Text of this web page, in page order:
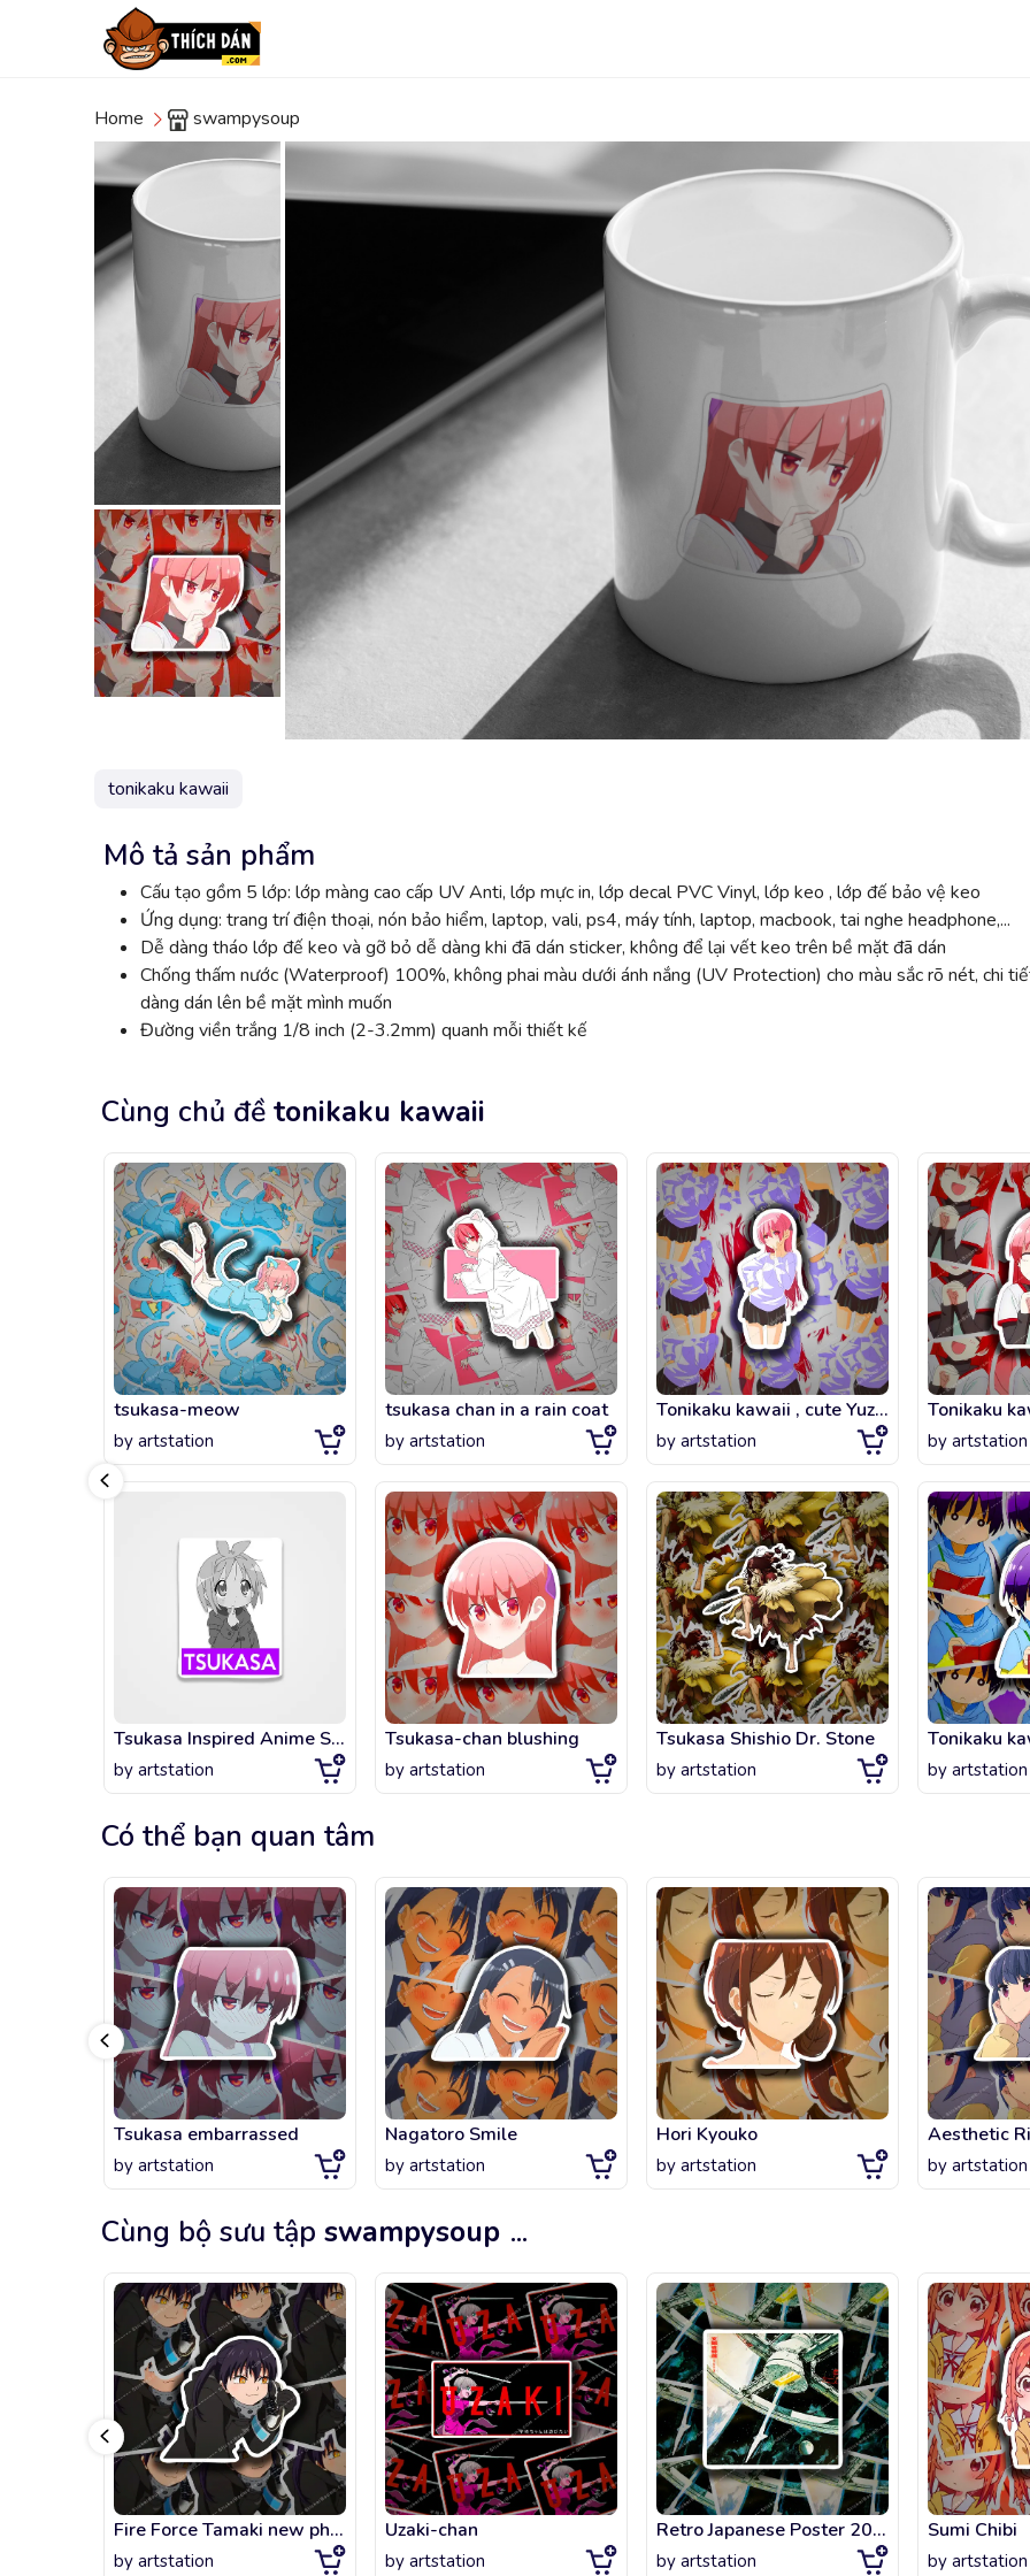
Home swampysoup
tonikaku kawaii
Mô tả sản phẩm
Cấu tạo gồm 5 lớp: lớp màng cao cấp UV Anti, lớp mực in, lớp decal PVC Vinyl, lớp keo , lớp đế bảo vệ keo
Ứng dụng: trang trí điện thoại, nón bảo hiểm, laptop, vali, ps4, máy tính, laptop, macbook, tai nghe headphone,...
Dễ dàng tháo lớp đế keo và gỡ bỏ dễ dàng khi đã dán sticker, không để lại vết keo trên bề mặt đã dán
Chống thấm nước (Waterproof) 100%, không phai màu dưới ánh nắng (UV Protection) cho màu sắc rõ nét, chi
dàng dán lên bề mặt mình muốn
Đường viền trắng 1/8 inch (2-3.2mm) quanh mỗi thiết kế
Cùng chủ đề tonikaku kawaii
tsukasa-meow
by artstation
Tsukasa Inspired Anime Shirt 413
by artstation
tsukasa chan in a rain coat
by artstation
Tsukasa-chan blushing
by artstation
Tonikaku kawaii , cute Yuzaki Tsukasa fanart
by artstation
Tsukasa Shishio Dr. Stone
by artstation
by artstation
by artstation
Có thể bạn quan tâm
Tsukasa embarrassed
by artstation
Nagatoro Smile
by artstation
Hori Kyouko
by artstation
Aesthetic
by artstation
Cùng bộ sưu tập swampysoup ...
Fire Force Tamaki new phone who dis
by artstation
Uzaki-chan
by artstation
Retro Japanese Poster 2001 A Space Odyssey
by artstation
Sumi Chibi
by artstation